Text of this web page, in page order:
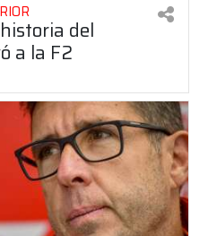
del
a la F2